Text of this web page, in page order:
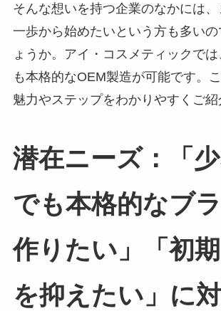
そんな想いを持つ企業のなかには
一歩から始めたいという方も多いの
ょうか。アイ・コスメティックで
も本格的なOEM製造が可能です。
魅力やステップをわかりやすくご紹
潜在ニーズ：「
でも本格的なブ
作りたい」「初
を抑えたい」に